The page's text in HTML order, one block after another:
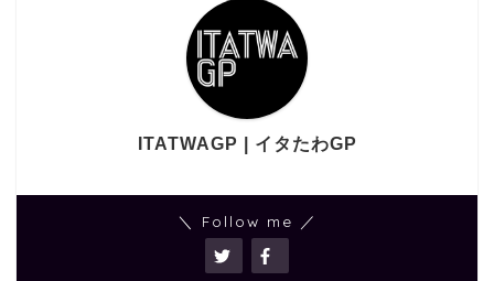
ITATWAGP | イタたわGP
＼ Follow me ／